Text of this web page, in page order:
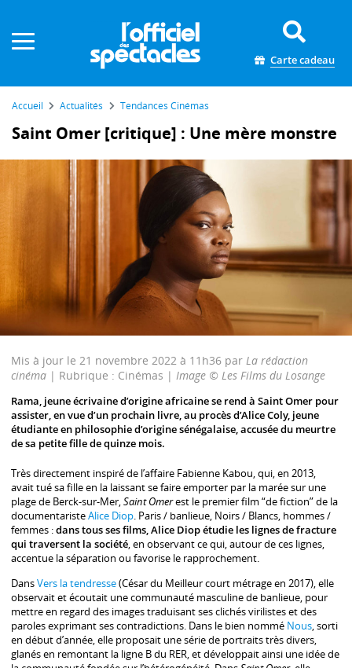
Carte cadeau
Accueil Actualités Tendances Cinémas
Saint Omer [critique] : Une mère monstre
Mis à jour le 21 novembre 2022 à 11h36 par La rédaction
cinéma | Rubrique : Cinémas | Image © Les Films du Losange
Rama, jeune écrivaine d’origine africaine se rend à Saint Omer pour
assister, en vue d’un prochain livre, au procès d’Alice Coly, jeune
étudiante en philosophie d’origine sénégalaise, accusée du meurtre
de sa petite fille de quinze mois.
Très directement inspiré de l’affaire Fabienne Kabou, qui, en 2013,
avait tué sa fille en la laissant se faire emporter par la marée sur une
plage de Berck-sur-Mer,Saint Omerest le premier film “de fiction” de la
documentaristeAlice Diop. Paris / banlieue, Noirs / Blancs, hommes /
femmes :dans tous ses films, Alice Diop étudie les lignes de fracture
qui traversent la société, en observant ce qui, autour de ces lignes,
accentue la séparation ou favorise le rapprochement.
DansVers la tendresse(César du Meilleur court métrage en 2017), elle
observait et écoutait une communauté masculine de banlieue, pour
mettre en regard des images traduisant ses clichés virilistes et des
paroles exprimant ses contradictions. Dans le bien nommé Nous, sorti
en début d’année, elle proposait une série de portraits très divers,
glanés en remontant la ligne B du RER, et développait ainsi une idée de